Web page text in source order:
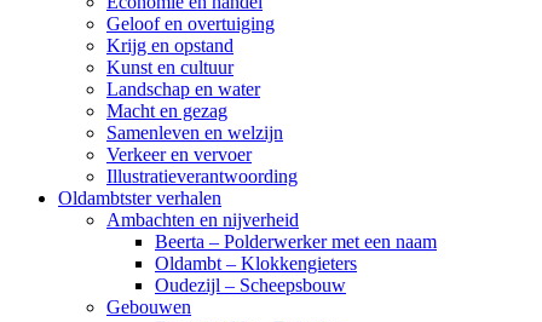
Geloof en overtuiging
Krijg en opstand
Kunst en cultuur
Landschap en water
Macht en gezag
Samenleven en welzijn
Verkeer en vervoer
Illustratieverantwoording
Oldambtster verhalen
Ambachten en nijverheid
Beerta – Polderwerker met een naam
Oldambt – Klokkengieters
Oudezijl – Scheepsbouw
Gebouwen